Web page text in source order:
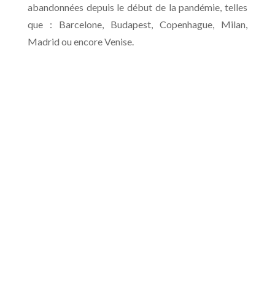
abandonnées depuis le début de la pandémie, telles
que : Barcelone, Budapest, Copenhague, Milan,
Madrid ou encore Venise.